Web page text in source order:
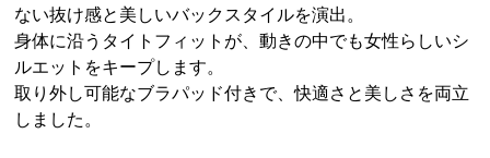
ない抜け感と美しいバックスタイルを演出。
身体に沿うタイトフィットが、動きの中でも女性らしいシ
ルエットをキープします。
取り外し可能なブラパッド付きで、快適さと美しさを両立
しました。